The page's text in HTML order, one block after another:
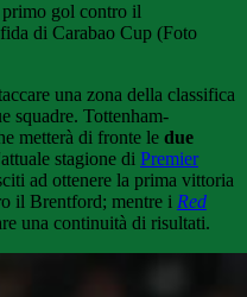
gol contro il
di Carabao Cup (Foto
una zona della classifica
squadre. Tottenham-
metterà di fronte le due
stagione di Premier
ad ottenere la prima vittoria
il Brentford; mentre i Red
una continuità di risultati.